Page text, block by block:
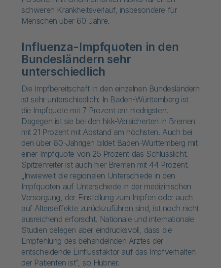
schweren Krankheitsverlauf, insbesondere für
Menschen über 60 Jahre.
Influenza-Impfquoten in den
Bundesländern sehr
unterschiedlich
Die Impfbereitschaft in den einzelnen Bundesländern
ist sehr unterschiedlich: In Baden-Württemberg ist
die Impfquote mit 7 Prozent am niedrigsten.
Dagegen ist sie bei den hkk-Versicherten in Bremen
mit 21 Prozent mit Abstand am höchsten. Auch bei
den über 60-Jährigen bildet Baden-Württemberg mit
einer Impfquote von 25 Prozent das Schlusslicht.
Spitzenreiter ist auch hier Bremen mit 44 Prozent.
„Inwieweit die regionalen Unterschiede in den
Impfquoten auf Unterschiede in der medizinischen
Versorgung, der Einstellung zum Impfen oder auch
auf Alterseffekte zurückzuführen sind, ist noch nicht
ausreichend erforscht. Nationale und internationale
Studien belegen aber eindrucksvoll, dass die
Empfehlung des behandelnden Arztes der
entscheidende Einflussfaktor auf das Impfverhalten
der Patienten ist“, so Hübner.